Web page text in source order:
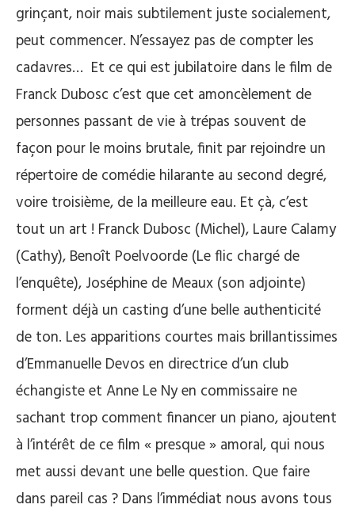
grinçant, noir mais subtilement juste socialement,
peut commencer. N’essayez pas de compter les
cadavres… Et ce qui est jubilatoire dans le film de
Franck Dubosc c’est que cet amoncèlement de
personnes passant de vie à trépas souvent de
façon pour le moins brutale, finit par rejoindre un
répertoire de comédie hilarante au second degré,
voire troisième, de la meilleure eau. Et çà, c’est
tout un art ! Franck Dubosc (Michel), Laure Calamy
(Cathy), Benoît Poelvoorde (Le flic chargé de
l’enquête), Joséphine de Meaux (son adjointe)
forment déjà un casting d’une belle authenticité
de ton. Les apparitions courtes mais brillantissimes
d’Emmanuelle Devos en directrice d’un club
échangiste et Anne Le Ny en commissaire ne
sachant trop comment financer un piano, ajoutent
à l’intérêt de ce film « presque » amoral, qui nous
met aussi devant une belle question. Que faire
dans pareil cas ? Dans l’immédiat nous avons tous